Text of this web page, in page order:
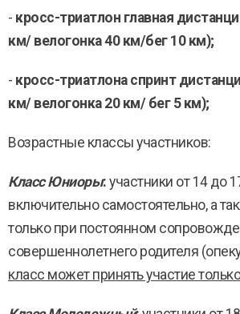
- кросс-триатлон главная
км/ велогонка 40 км/бег 10 км);
- кросс-триатлона спринт
км/ велогонка 20 км/ бег 5 км);
Возрастные классы участников:
Класс Юниоры: участники от 14 до
включительно самостоятельно, а
только при постоянном
совершеннолетнего родителя
класс может принять участие